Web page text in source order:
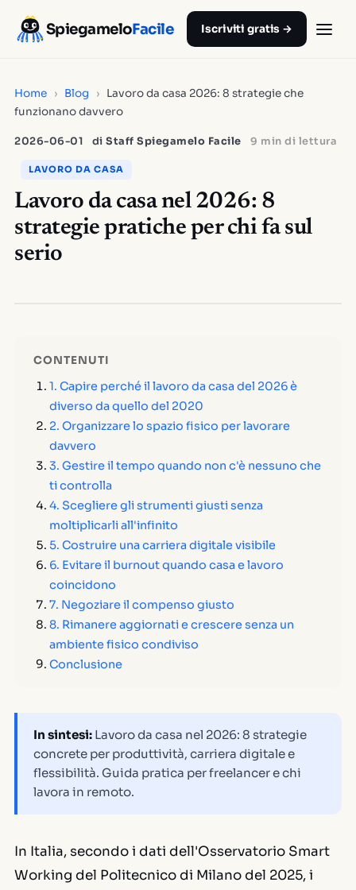
SpiegameloFacile Iscriviti gratis →
Home › Blog › Lavoro da casa 2026: 8 strategie che
funzionano davvero
2026-06-01 di Staff Spiegamelo Facile 9 min di lettura
LAVORO DA CASA
Lavoro da casa nel 2026: 8
strategie pratiche per chi fa sul
serio
CONTENUTI
1. Capire perché il lavoro da casa del 2026 è
diverso da quello del 2020
2. Organizzare lo spazio fisico per lavorare
davvero
3. Gestire il tempo quando non c'è nessuno che
ti controlla
4. Scegliere gli strumenti giusti senza
moltiplicarli all'infinito
5. Costruire una carriera digitale visibile
6. Evitare il burnout quando casa e lavoro
coincidono
7. Negoziare il compenso giusto
8. Rimanere aggiornati e crescere senza un
ambiente fisico condiviso
Conclusione
In sintesi: Lavoro da casa nel 2026: 8 strategie
concrete per produttività, carriera digitale e
flessibilità. Guida pratica per freelancer e chi
lavora in remoto.
In Italia, secondo i dati dell'Osservatorio Smart
Working del Politecnico di Milano del 2025, i